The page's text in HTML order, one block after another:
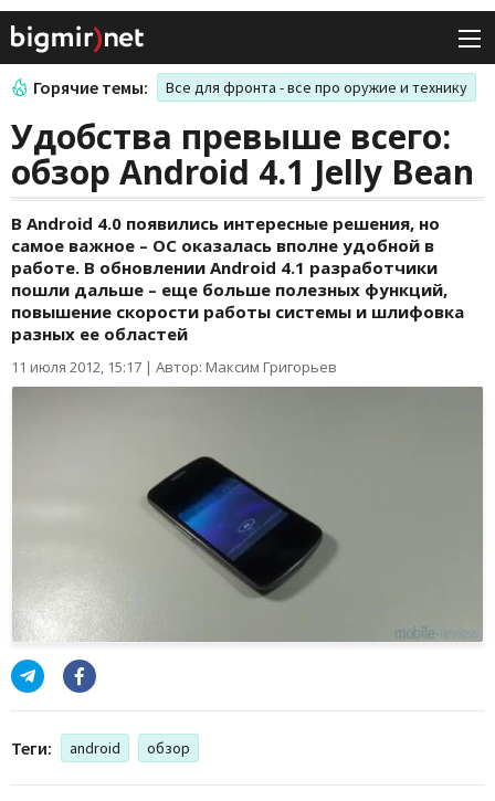
Горячие темы: Все для фронта - все про оружие и технику
Удобства превыше всего:
обзор Android 4.1 Jelly Bean
В Android 4.0 появились интересные решения, но
самое важное – ОС оказалась вполне удобной в
работе. В обновлении Android 4.1 разработчики
пошли дальше – еще больше полезных функций,
повышение скорости работы системы и шлифовка
разных ее областей
11 июля 2012, 15:17 | Автор: Максим Григорьев
Теги: android обзор